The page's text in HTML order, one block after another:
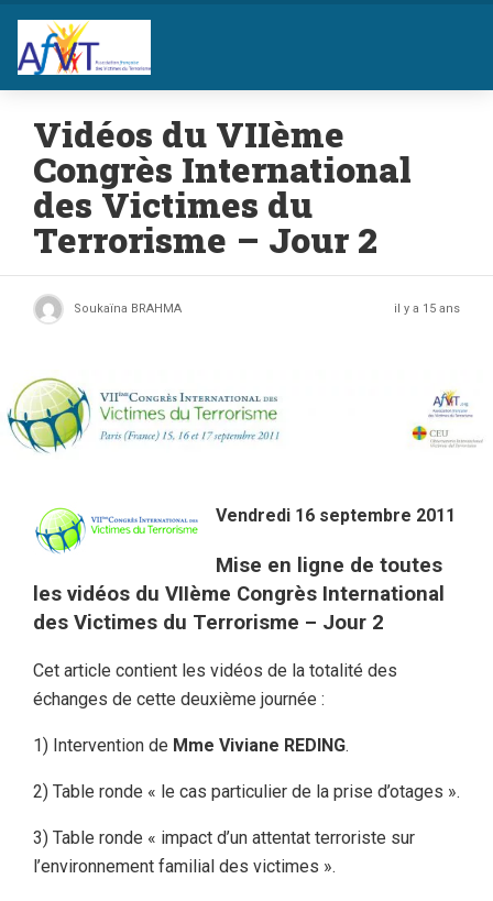
Vidéos du VIIème
Congrès International
des Victimes du
Terrorisme – Jour 2
Soukaïna BRAHMA il y a 15 ans
Vendredi 16 septembre 2011
Mise en ligne de toutes
les vidéos du VIIème Congrès International
des Victimes du Terrorisme – Jour 2
Cet article contient les vidéos de la totalité des
échanges de cette deuxième journée :
1) Intervention de Mme Viviane REDING.
2) Table ronde « le cas particulier de la prise d’otages ».
3) Table ronde « impact d’un attentat terroriste sur
l’environnement familial des victimes ».